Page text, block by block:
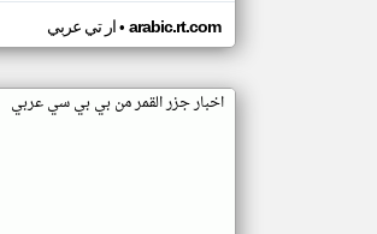
ار تي عربي• arabic.rt.com
اخبار جزر القمر من بي بي سي عربي